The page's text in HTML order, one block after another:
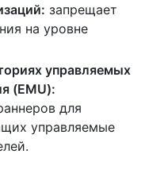
запрещает
на уровне
управляемых
(EMU):
для
управляемые